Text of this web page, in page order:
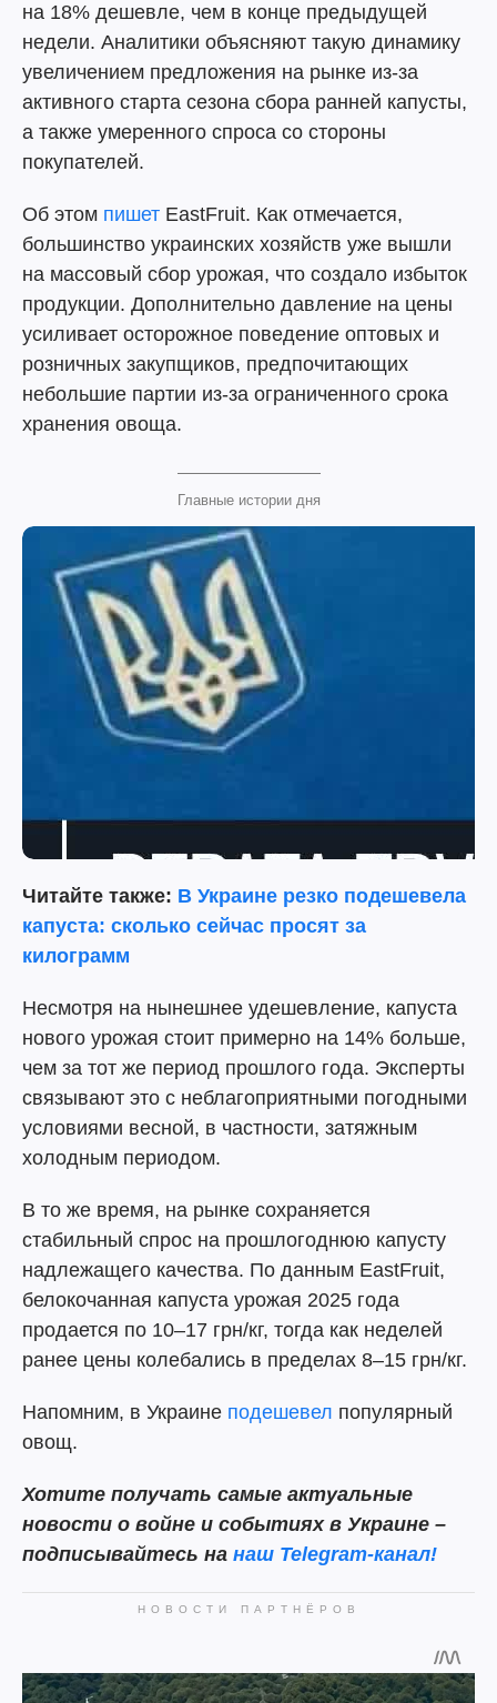
на 18% дешевле, чем в конце предыдущей
недели. Аналитики объясняют такую динамику
увеличением предложения на рынке из-за
активного старта сезона сбора ранней капусты,
а также умеренного спроса со стороны
покупателей.
Об этом пишет EastFruit. Как отмечается,
большинство украинских хозяйств уже вышли
на массовый сбор урожая, что создало избыток
продукции. Дополнительно давление на цены
усиливает осторожное поведение оптовых и
розничных закупщиков, предпочитающих
небольшие партии из-за ограниченного срока
хранения овоща.
Главные истории дня
Читайте также: В Украине резко подешевела
капуста: сколько сейчас просят за
килограмм
Несмотря на нынешнее удешевление, капуста
нового урожая стоит примерно на 14% больше,
чем за тот же период прошлого года. Эксперты
связывают это с неблагоприятными погодными
условиями весной, в частности, затяжным
холодным периодом.
В то же время, на рынке сохраняется
стабильный спрос на прошлогоднюю капусту
надлежащего качества. По данным EastFruit,
белокочанная капуста урожая 2025 года
продается по 10–17 грн/кг, тогда как неделей
ранее цены колебались в пределах 8–15 грн/кг.
Напомним, в Украине подешевел популярный
овощ.
Хотите получать самые актуальные
новости о войне и событиях в Украине –
подписывайтесь на наш Telegram-канал!